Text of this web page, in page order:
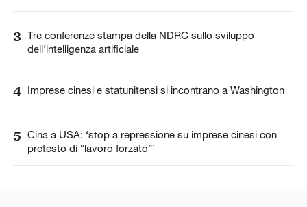
3 Tre conferenze stampa della NDRC sullo sviluppo
dell'intelligenza artificiale
4 Imprese cinesi e statunitensi si incontrano a Washington
5 Cina a USA: ‘stop a repressione su imprese cinesi con
pretesto di “lavoro forzato”’